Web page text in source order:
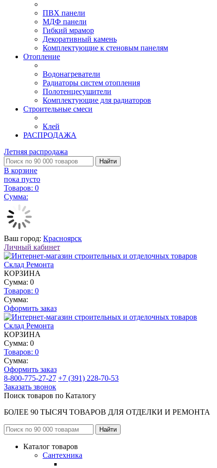
ПВХ панели
МДФ панели
Гибкий мрамор
Декоративный камень
Комплектующие к стеновым панелям
Отопление
Водонагреватели
Радиаторы систем отопления
Полотенцесушители
Комплектующие для радиаторов
Строительные смеси
Клей
РАСПРОДАЖА
Летняя распродажа
Найти
В корзине
пока пусто
Товаров: 0
Сумма:
Ваш город: Красноярск
Личный кабинет
КОРЗИНА
Сумма: 0
Товаров: 0
Сумма:
Оформить заказ
КОРЗИНА
Сумма: 0
Товаров: 0
Сумма:
Оформить заказ
8-800-775-27-27 +7 (391) 228-70-53
Заказать звонок
Поиск товаров по Каталогу
БОЛЕЕ 90 ТЫСЯЧ ТОВАРОВ ДЛЯ ОТДЕЛКИ И РЕМОНТА
Каталог товаров
Сантехника